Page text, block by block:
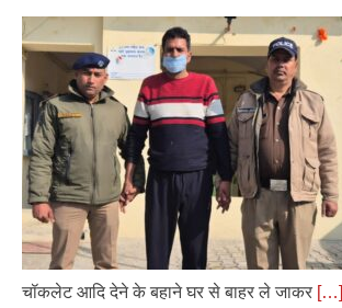
चॉकलेट आदि देने के बहाने घर से बाहर ले जाकर […]